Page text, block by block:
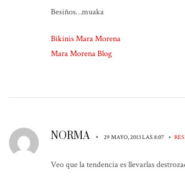
Besiños…muaka
Bikinis Mara Morena
Mara Morena Blog
NORMA • 29 MAYO, 2013 LAS 8:07 •
Veo que la tendencia es llevarlas